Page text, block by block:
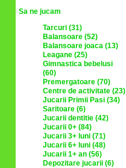
Sa ne jucam
Tarcuri (31)
Balansoare (52)
Balansoare joaca (13)
Leagane (25)
Gimnastica bebelusi
(60)
Premergatoare (70)
Centre de activitate (23)
Jucarii Primii Pasi (34)
Saritoare (6)
Jucarii dentitie (42)
Jucarii 0+ (84)
Jucarii 3+ luni (71)
Jucarii 6+ luni (48)
Jucarii 1+ an (56)
Depozitare jucarii (6)